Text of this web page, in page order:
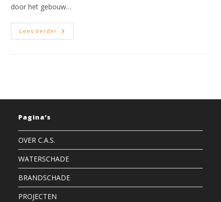
door het gebouw…
Lees Verder Waterschade
School
Pagina’s
OVER C.A.S.
WATERSCHADE
BRANDSCHADE
PROJECTEN